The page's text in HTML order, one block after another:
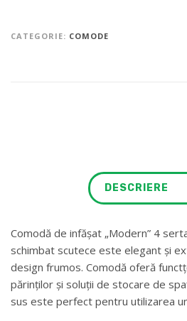
CATEGORIE: COMODE
DESCRIERE
Comodă de infășat „Modern” 4
schimbat scutece este elegant și
design frumos. Comodă oferă
părinților și soluții de stocare de
sus este perfect pentru utilizarea